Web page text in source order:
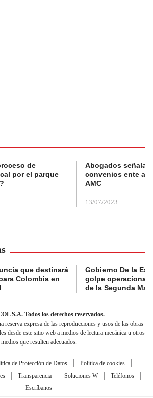
de
por el parque
Abogados
convenios ente
AMC
13/07/2023
que destinará
Colombia en
Gobierno De la
golpe
de la Segunda
S.A. Todos los derechos reservados.
expresa de las reproducciones y usos de las obras
desde este sitio web a medios de lectura mecánica u otros
medios que resulten adecuados.
de Protección de Datos
Política de cookies
Transparencia Soluciones W
Teléfonos
Escríbanos